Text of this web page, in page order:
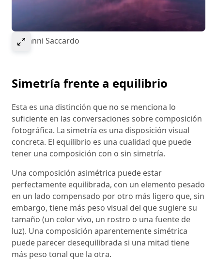
Select to expand image
© Gianni Saccardo
Simetría frente a equilibrio
Esta es una distinción que no se menciona lo
suficiente en las conversaciones sobre composición
fotográfica. La simetría es una disposición visual
concreta. El equilibrio es una cualidad que puede
tener una composición con o sin simetría.
Una composición asimétrica puede estar
perfectamente equilibrada, con un elemento pesado
en un lado compensado por otro más ligero que, sin
embargo, tiene más peso visual del que sugiere su
tamaño (un color vivo, un rostro o una fuente de
luz). Una composición aparentemente simétrica
puede parecer desequilibrada si una mitad tiene
más peso tonal que la otra.